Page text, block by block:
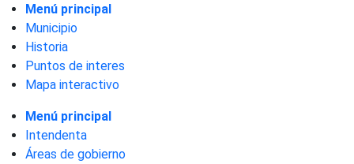
Menú principal
Municipio
Historia
Puntos de interes
Mapa interactivo
Menú principal
Intendenta
Áreas de gobierno